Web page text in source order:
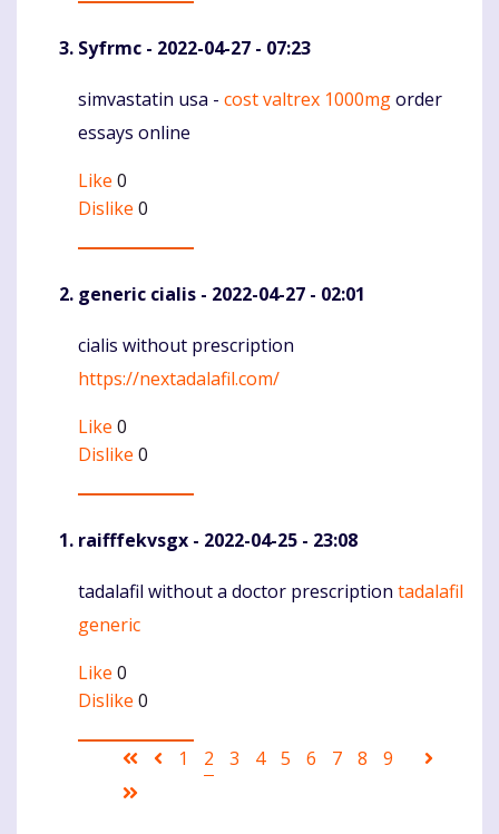
Syfrmc - 2022-04-27 - 07:23
Komentaras
simvastatin usa - cost valtrex 1000mgorder
essays online
Like 0
Dislike 0
generic cialis - 2022-04-27 - 02:01
Komentaras
cialis without prescription
https://nextadalafil.com/
Like 0
Dislike 0
raifffekvsgx - 2022-04-25 - 23:08
Komentaras
tadalafil without a doctor prescription tadalafil
generic
Like 0
Dislike 0
Pagination
First Ankstesnis
Puslapis
1
Current
2 Puslapis
3 Puslapis
4 Puslapis
5 Puslapis
6 Puslapis
7 Puslapis
8 Puslapis
9